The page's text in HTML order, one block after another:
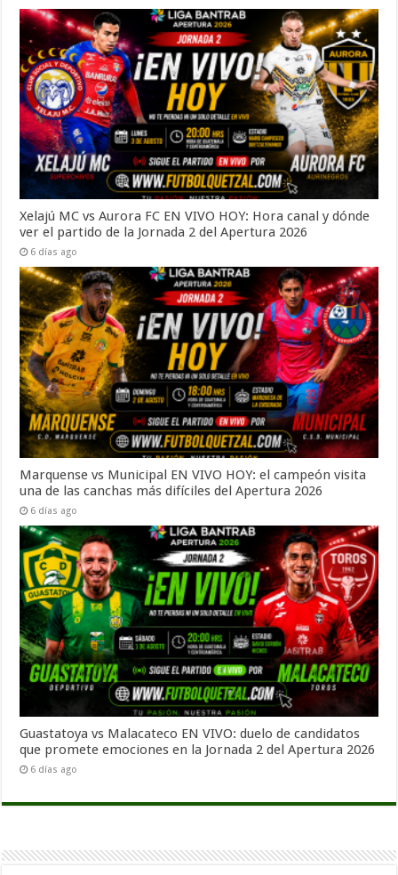
Xelajú MC vs Aurora FC EN VIVO HOY: Hora canal y dónde
ver el partido de la Jornada 2 del Apertura 2026
6 días ago
Marquense vs Municipal EN VIVO HOY: el campeón visita
una de las canchas más difíciles del Apertura 2026
6 días ago
Guastatoya vs Malacateco EN VIVO: duelo de candidatos
que promete emociones en la Jornada 2 del Apertura 2026
6 días ago